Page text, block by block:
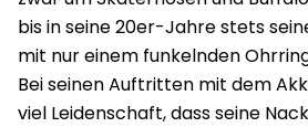
bis in seine 20er-Jahre stets
mit nur einem funkelnden
Bei seinen Auftritten mit dem
viel Leidenschaft, dass seine